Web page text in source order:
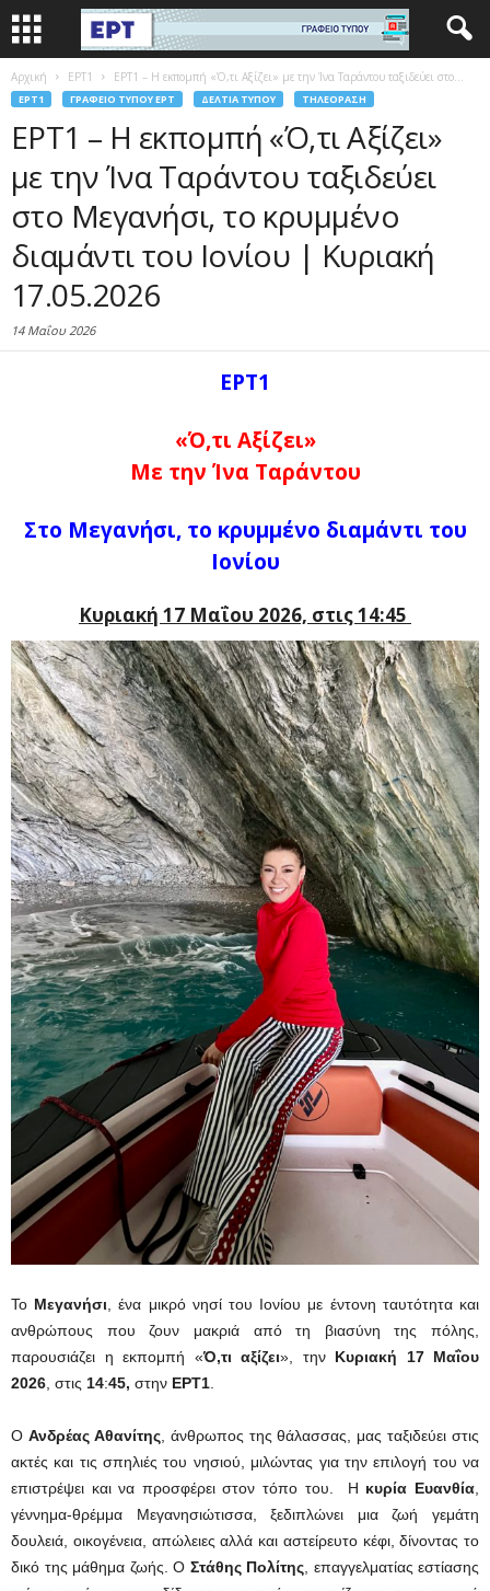
Αρχική EΡΤ1 ΕΡΤ1 – Η εκπομπή «Ό,τι Αξίζει» με την Ίνα Ταράντου ταξιδεύει στο...
EΡΤ1 ΓΡΑΦΕΊΟ ΤΎΠΟΥ ΕΡΤ ΔΕΛΤΊΑ ΤΎΠΟΥ ΤΗΛΕΌΡΑΣΗ
ΕΡΤ1 – Η εκπομπή «Ό,τι Αξίζει»
με την Ίνα Ταράντου ταξιδεύει
στο Μεγανήσι, το κρυμμένο
διαμάντι του Ιονίου | Κυριακή
17.05.2026
14 Μαΐου 2026
ΕΡΤ1
«Ό,τι Αξίζει»
Με την Ίνα Ταράντου
Στο Μεγανήσι, το κρυμμένο διαμάντι του
Ιονίου
Κυριακή 17 Μαΐου 2026, στις 14:45
Το Μεγανήσι, ένα μικρό νησί του Ιονίου με έντονη ταυτότητα και
ανθρώπους που ζουν μακριά από τη βιασύνη της πόλης,
παρουσιάζει η εκπομπή «Ό,τι αξίζει», την Κυριακή 17 Μαΐου
2026, στις 14:45, στην ΕΡΤ1.
Ο Ανδρέας Αθανίτης, άνθρωπος της θάλασσας, μας ταξιδεύει στις
ακτές και τις σπηλιές του νησιού, μιλώντας για την επιλογή του να
επιστρέψει και να προσφέρει στον τόπο του. Η κυρία Ευανθία,
γέννημα-θρέμμα Μεγανησιώτισσα, ξεδιπλώνει μια ζωή γεμάτη
δουλειά, οικογένεια, απώλειες αλλά και αστείρευτο κέφι, δίνοντας το
δικό της μάθημα ζωής. Ο Στάθης Πολίτης, επαγγελματίας εστίασης